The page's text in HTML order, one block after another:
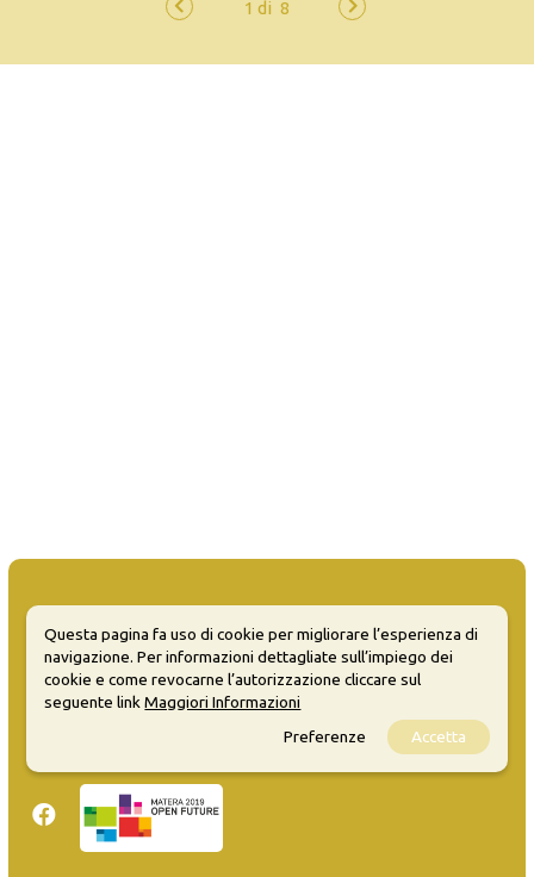
MATERA WELCOME EVENTS
Opendata
Questa pagina fa uso di cookie per migliorare l’esperienza di
navigazione. Per informazioni dettagliate sull’impiego dei
cookie e come revocarne l’autorizzazione cliccare sul
seguente linkMaggiori Informazioni
Preferenze
Accetta